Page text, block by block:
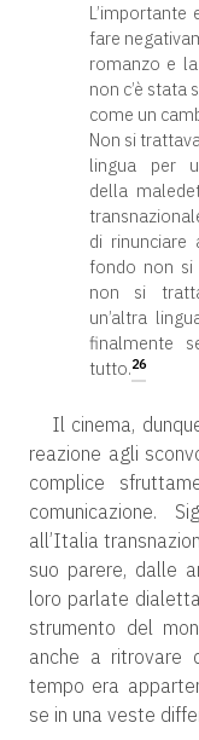
fare
romanzo e
non c’è stata
come un
Non si
lingua per
della
di rinunciare
fondo non si
non si
un’altra
finalmente
tutto.26
Il cinema,
reazione agli
complice
comunicazione.
all’Italia
suo parere, dalle
loro parlate
strumento del
anche a ritrovare
tempo era
se in una veste